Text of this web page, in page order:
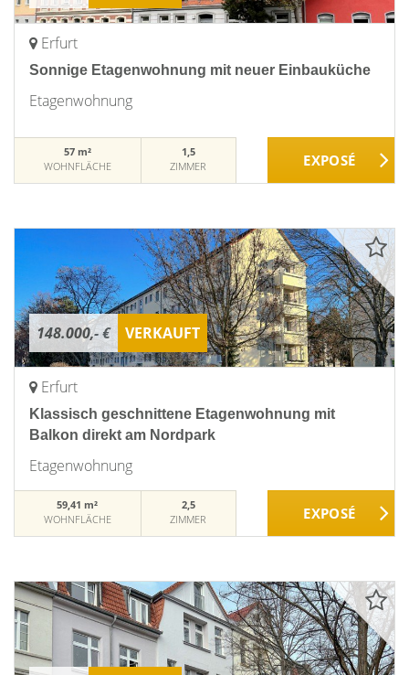
Erfurt
Sonnige Etagenwohnung mit neuer Einbauküche
Etagenwohnung
57 m²
WOHNFLÄCHE
1,5
ZIMMER
148.000,- € VERKAUFT
Erfurt
Klassisch geschnittene Etagenwohnung mit
Balkon direkt am Nordpark
Etagenwohnung
59,41 m²
WOHNFLÄCHE
2,5
ZIMMER